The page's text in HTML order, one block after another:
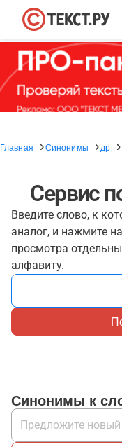
Главная Синонимы др
Сервис
Введите слово, к
аналог, и нажмите
просмотра
алфавиту.
Синонимы к